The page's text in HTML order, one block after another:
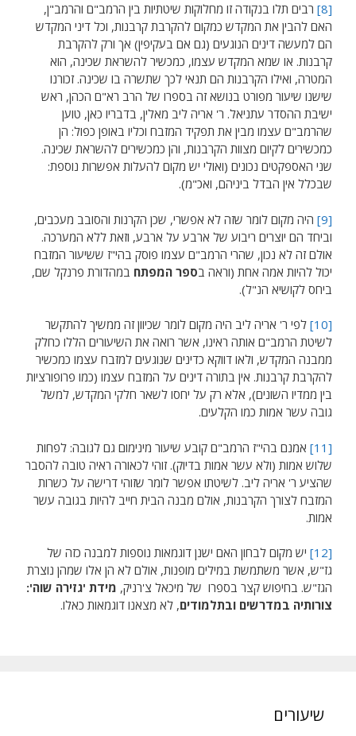
[8]
רבים תלו בנקודה זו מחלוקות שיטתיות בין הרמב"ם והרמב"ן,
האם להבין את המקדש כמקום להקרבת קרבנות, וכל דיני המקדש
הם למעשה דינים הנוגעים (גם אם בעקיפין) אך ורק להקרבת
קרבנות. או שמא המקדש עצמו, כמכשיר להשראת שכינה, הוא
המטרה, ואילו הקרבנות הם תנאי לכך שתשרה בו שכינה. זכורנו
שישנו שיעור מפורט בנושא זה בספרו של הרב רא"ם הכהן, ראש
ישיבת ההסדר עתניאל. ר' אריה ליב מאלין, בדבריו כאן, טוען
שהרמב"ם עצמו מבין את תפקיד המזבח וכליו באופן כפול: הן
כמכשירים לקיום מצוות הקרבנות, והן כמכשירים להשראת שכינה.
שני האספקטים נכונים (ואולי יש מקום להעלות אפשרות נוספת:
שבכלל אין הבדל ביניהם, ואכ"מ).
[9]
היה מקום לומר שזה לא אפשרי, שכן הקרנות והסובב מעכבים,
וביחד הם יוצרים ריבוע של ארבע על ארבע, וזאת ללא המערכה.
אולם זה לא נכון, שהרי הרמב"ם עצמו פוסק בהי"ז ששיעור המזבח
יכול להיות אמה אחת (וראה בספר המפתח במהדורת פרנקל שם,
ביחס לקושיא הנ"ל).
[10]
לפי ר' אריה ליב היה מקום לומר שכיוון זה ממשיך להתקשר
לשיטת הרמב"ם אותה ראינו, אשר רואה את השיעורים הללו כחלק
ממבנה המקדש, ולאו דווקא כדינים שנוגעים למזבח עצמו כמכשיר
להקרבת קרבנות. אין בתורה דינים על המזבח עצמו (כמו פרופורציות
בין ממדיו השונים), אלא רק על יחסו לשאר חלקי המקדש, למשל
גובה עשר אמות כמו הקלעים.
[11]
אמנם בהי"ז הרמב"ם קובע שיעור מינימום גם לגובה: לפחות
שלוש אמות (ולא עשר אמות בדיוק). זוהי לכאורה ראיה טובה להסבר
שהציע ר' אריה ליב. לשיטתו אפשר לומר שזוהי דרישה על כשרות
המזבח לצורך הקרבנות, אולם מבנה הבית חייב להיות בגובה עשר
אמות.
[12]
יש מקום לבחון האם ישנן דוגמאות נוספות למבנה כזה של
גז"ש, אשר משתמשת במילים מופנות, אולם לא הן אלו שמהן נוצרת
הגז"ש. בחיפוש קצר בספרו של מיכאל צ'רניק, מידת 'גזירה שוה':
צורותיה במדרשים ובתלמודים, לא מצאנו דוגמאות כאלו.
שיעורים